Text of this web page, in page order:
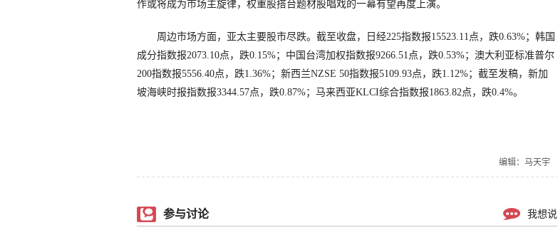
作或将成为市场主旋律，权重股搭台题材股唱戏的一幕有望再度上演。
周边市场方面，亚太主要股市尽跌。截至收盘，日经225指数报15523.11点，跌0.63%；韩国
成分指数报2073.10点，跌0.15%；中国台湾加权指数报9266.51点，跌0.53%；澳大利亚标准普尔
200指数报5556.40点，跌1.36%；新西兰NZSE 50指数报5109.93点，跌1.12%；截至发稿，新加
坡海峡时报指数报3344.57点，跌0.87%；马来西亚KLCI综合指数报1863.82点，跌0.4%。
编辑：马天宇
参与讨论 我想说